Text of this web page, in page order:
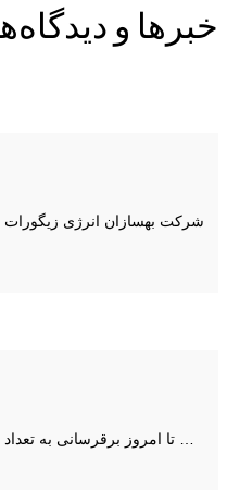
خبرها و
شرکت بهسازان انرژی
تا امروز برقرسانی به تعداد ۲۱۷ روستا با ۲۳۵۰ خانوار در کشور در نقاط صعب‌العبور یا مناطق دور‌افتاده و یا مناطقی که عرصه منابع طبیعی و جنگل‌ها بوده و احداث شبکه برق موجب تخریب آن می‌شد با استفاده از سیستم‌های …